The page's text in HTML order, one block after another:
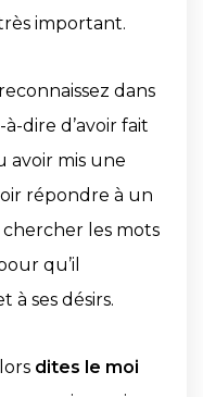
important.
dans
dire d’avoir fait
avoir mis une
répondre à un
les mots
qu’il
à ses désirs.
dites le moi